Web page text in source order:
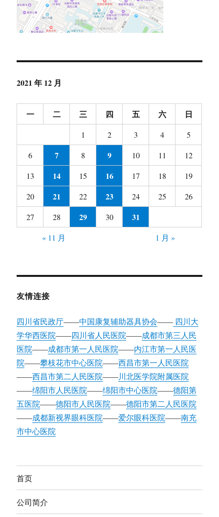
2021 年 12 月
一 二 三 四 五 六 日
1 2 3 4
5
6
7 8 9 10 11
12
13
14 15 16 17 18
19
20
21 22 23 24 25
26
27
28 29 30 31
« 11 月 1 月 »
友情连接
四川省民政厅——中国康复辅助器具协会—— 四川大
学华西医院——四川省人民医院——成都市第三人民
医院——成都市第一人民医院——内江市第一人民医
院——攀枝花市中心医院——西昌市第一人民医院
——西昌市第二人民医院——川北医学院附属医院
——绵阳市人民医院——绵阳市中心医院——德阳第
五医院——德阳市人民医院——德阳市第二人民医院
——成都新视界眼科医院——爱尔眼科医院——南充
市中心医院
首页
公司简介